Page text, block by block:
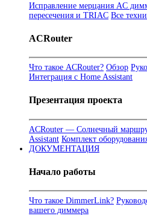
Исправление мерцания AC
пересечения и TRIAC Все
ACRouter
Что такое ACRouter? Обзор
Интеграция с Home Assistant
Презентация проекта
ACRouter — Солнечный
Assistant Комплект
ДОКУМЕНТАЦИЯ
Начало работы
Что такое DimmerLink?
вашего диммера